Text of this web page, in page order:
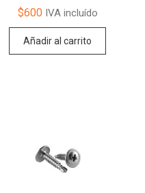
$600IVA incluído
Añadir al carrito